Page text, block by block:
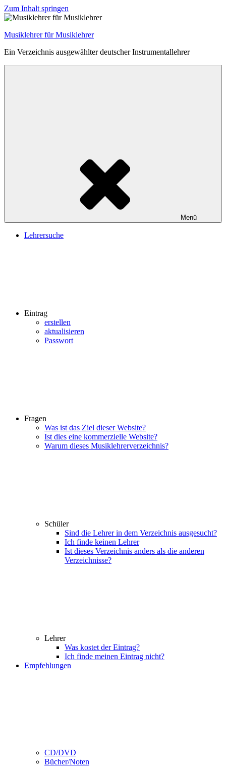
Zum Inhalt springen
Musiklehrer für Musiklehrer
Ein Verzeichnis ausgewählter deutscher Instrumentallehrer
Menü
Lehrersuche
Eintrag
erstellen
aktualisieren
Passwort
Fragen
Was ist das Ziel dieser Website?
Ist dies eine kommerzielle Website?
Warum dieses Musiklehrerverzeichnis?
Schüler
Sind die Lehrer in dem Verzeichnis ausgesucht?
Ich finde keinen Lehrer
Ist dieses Verzeichnis anders als die anderen
Verzeichnisse?
Lehrer
Was kostet der Eintrag?
Ich finde meinen Eintrag nicht?
Empfehlungen
CD/DVD
Bücher/Noten